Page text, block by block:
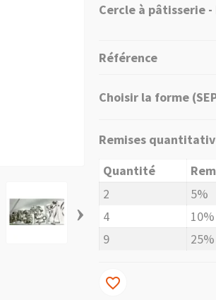
›
Cercle à pâtisserie -
Référence
Choisir la forme
Remises
Quantité
2
5%
4
10%
9
25%
favorite_border